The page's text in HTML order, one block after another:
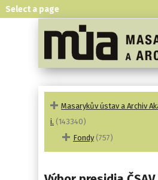
Masarykův ústav a Archiv
i. (143340)
Fondy (757)